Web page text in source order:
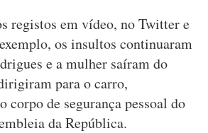
registos em vídeo, no Twitter e
os insultos continuaram
e a mulher saíram do
para o carro,
corpo de segurança pessoal do
da República.